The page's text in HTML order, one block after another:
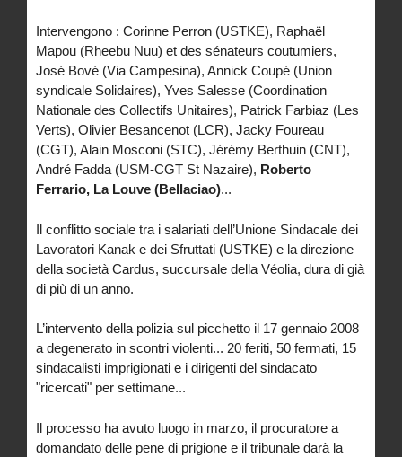
Intervengono : Corinne Perron (USTKE), Raphaël
Mapou (Rheebu Nuu) et des sénateurs coutumiers,
José Bové (Via Campesina), Annick Coupé (Union
syndicale Solidaires), Yves Salesse (Coordination
Nationale des Collectifs Unitaires), Patrick Farbiaz (Les
Verts), Olivier Besancenot (LCR), Jacky Foureau
(CGT), Alain Mosconi (STC), Jérémy Berthuin (CNT),
André Fadda (USM-CGT St Nazaire), Roberto
Ferrario, La Louve (Bellaciao)...
Il conflitto sociale tra i salariati dell’Unione Sindacale dei
Lavoratori Kanak e dei Sfruttati (USTKE) e la direzione
della società Cardus, succursale della Véolia, dura di già
di più di un anno.
L’intervento della polizia sul picchetto il 17 gennaio 2008
a degenerato in scontri violenti... 20 feriti, 50 fermati, 15
sindacalisti imprigionati e i dirigenti del sindacato
"ricercati" per settimane...
Il processo ha avuto luogo in marzo, il procuratore a
domandato delle pene di prigione e il tribunale darà la